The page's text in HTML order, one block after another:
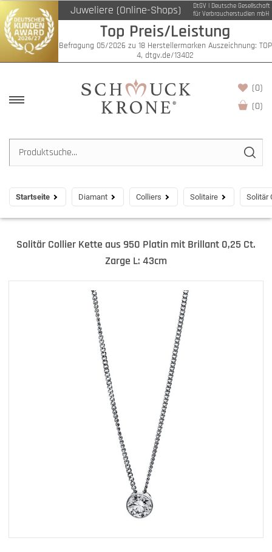
Juweliere (Online-Shops)
DtGV | Deutsche Gesellschaft
für Verbraucherstudien mbH
Top Preis/Leistung
Befragung 05/2026 zu 18 Herstellermarken Auszeichnung: TOP
4, dtgv.de/13402
(0)
(0)
Startseite Diamant Colliers Solitaire Solitär
Solitär Collier Kette aus 950 Platin mit Brillant 0,25 Ct.
Zarge L: 43cm